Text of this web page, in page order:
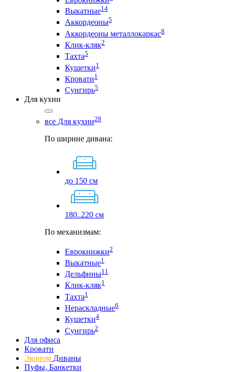
Выкатные14
Аккордеоны5
Аккордеоны металлокаркас8
Клик-кляк2
Тахта5
Кушетки1
Кровати1
Сунгирь5
Для кухни
все Для кухни28
По ширине дивана:
до 150 см
180..220 см
По механизмам:
Еврокнижки2
Выкатные1
Дельфины11
Клик-кляк1
Тахта1
Нераскладные6
Кушетки4
Сунгирь2
Для офиса
Кровати
Эконом Диваны
Пуфы, Банкетки